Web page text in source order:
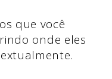
que você
onde eles